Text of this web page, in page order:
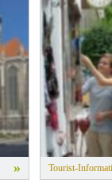
» Tourist-